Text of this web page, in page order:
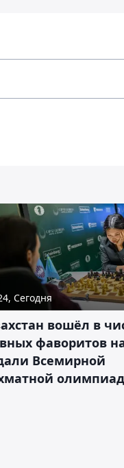
Сегодня
вошёл в
фаворитов
Всемирной